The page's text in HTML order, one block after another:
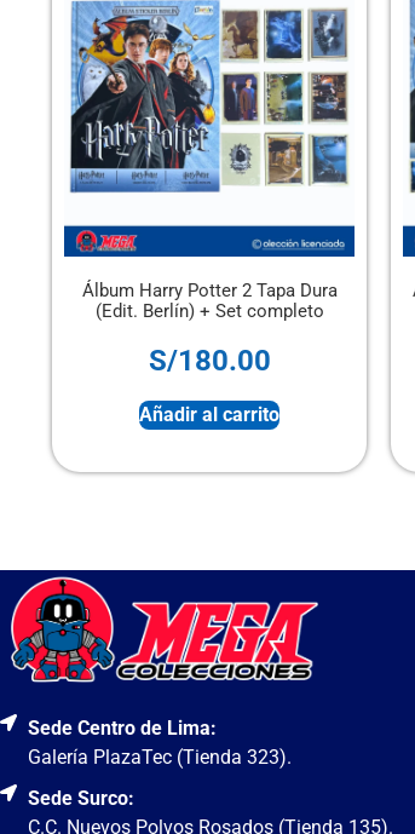
Álbum Harry Potter 2 Tapa Blanda
(Edit. Berlín) + Set completo
S/130.00
Sin stock
Sede Centro de Lima:
Galería PlazaTec (Tienda 323).
Sede Surco:
C.C. Nuevos Polvos Rosados (Tienda 135).